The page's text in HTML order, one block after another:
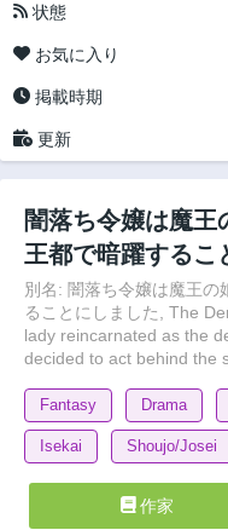
状態
お気に入り
掲載時期
更新
闇落ち令嬢は魔
王都で暗躍するこ
別名: 闇落ち令嬢は魔王の
ることにしました, The
lady reincarnated as the
decided to act behind the
Fantasy Drama
Isekai Shoujo/Josei
作家